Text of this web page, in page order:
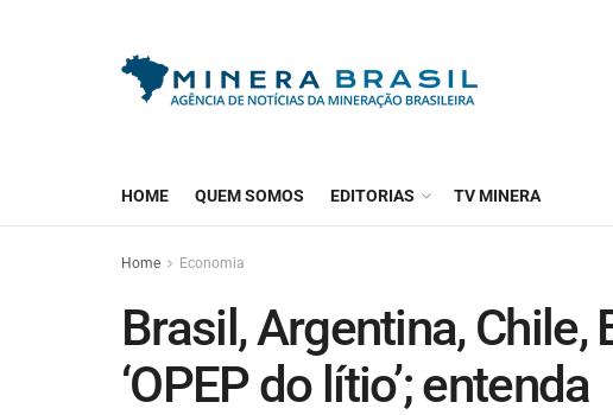
HOME QUEM SOMOS EDITORIAS TV MINERA
Home Economia
Brasil, Argentina,
‘OPEP do lítio’; entenda